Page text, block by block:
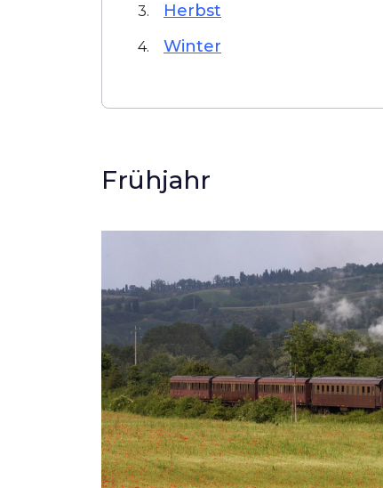
3. Herbst
4. Winter
Frühjahr